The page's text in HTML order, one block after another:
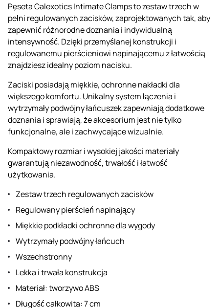
Pęseta Calexotics Intimate Clamps to zestaw trzech w
pełni regulowanych zacisków, zaprojektowanych tak, aby
zapewnić różnorodne doznania i indywidualną
intensywność. Dzięki przemyślanej konstrukcji i
regulowanemu pierścieniowi napinającemu z łatwością
znajdziesz idealny poziom nacisku.
Zaciski posiadają miękkie, ochronne nakładki dla
większego komfortu. Unikalny system łączenia i
wytrzymały podwójny łańcuszek zapewniają dodatkowe
doznania i sprawiają, że akcesorium jest nie tylko
funkcjonalne, ale i zachwycające wizualnie.
Kompaktowy rozmiar i wysokiej jakości materiały
gwarantują niezawodność, trwałość i łatwość
użytkowania.
Zestaw trzech regulowanych zacisków
Regulowany pierścień napinający
Miękkie podkładki ochronne dla wygody
Wytrzymały podwójny łańcuch
Wszechstronny
Lekka i trwała konstrukcja
Materiał: tworzywo ABS
Długość całkowita: 7 cm